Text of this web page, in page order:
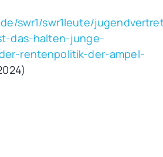
swr1/swr1leute/
das-halten-junge-
rentenpolitik-der-ampel-